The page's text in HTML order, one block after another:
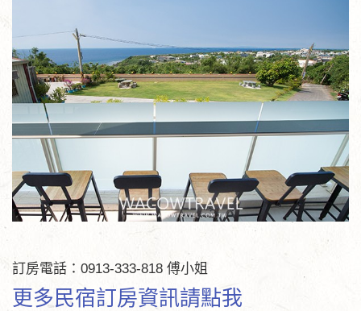
訂房電話：0913-333-818 傅小姐
更多民宿訂房資訊請點我